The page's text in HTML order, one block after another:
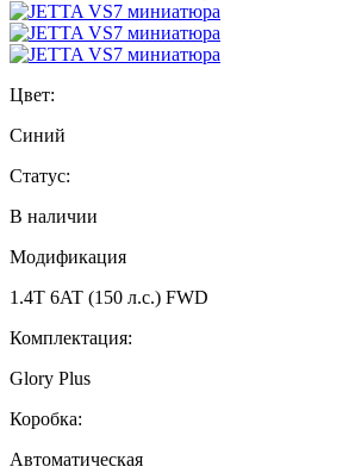
Цвет:
Синий
Статус:
В наличии
Модификация
1.4T 6AT (150 л.с.) FWD
Комплектация:
Glory Plus
Коробка:
Автоматическая